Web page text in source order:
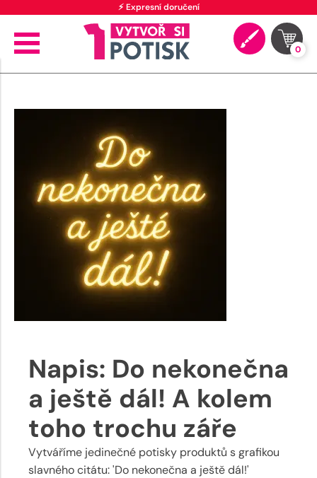
⚡ Expresní doručení
0
Napis: Do nekonečna
a ještě dál! A kolem
toho trochu záře
Vytváříme jedinečné potisky produktů s grafikou
slavného citátu: 'Do nekonečna a ještě dál!'